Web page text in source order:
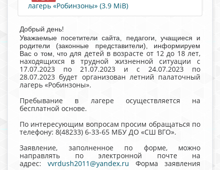
лагерь «Робинзоны» (3.9 MiB)
Добрый день!
Уважаемые посетители сайта, педагоги, учащиеся и
родители (законные представители), информируем
Вас о том, что для детей в возрасте от 12 до 18 лет,
находящихся в трудной жизненной ситуации с
17.07.2023 по 21.07.2023 и с 24.07.2023 по
28.07.2023 будет организован летний палаточный
лагерь «Робинзоны».
Пребывание в лагере осуществляется на
бесплатной основе.
По интересующим вопросам просим обращаться по
телефону: 8(48233) 6-33-65 МБУ ДО «СШ ВГО».
Заявление, заполненное по форме, можно
направлять по электронной почте на
адрес: vvrdush2011@yandex.ru Форма заявления